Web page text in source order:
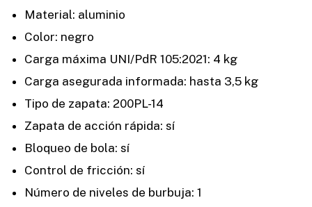
Material: aluminio
Color: negro
Carga máxima UNI/PdR 105:2021: 4 kg
Carga asegurada informada: hasta 3,5 kg
Tipo de zapata: 200PL-14
Zapata de acción rápida: sí
Bloqueo de bola: sí
Control de fricción: sí
Número de niveles de burbuja: 1